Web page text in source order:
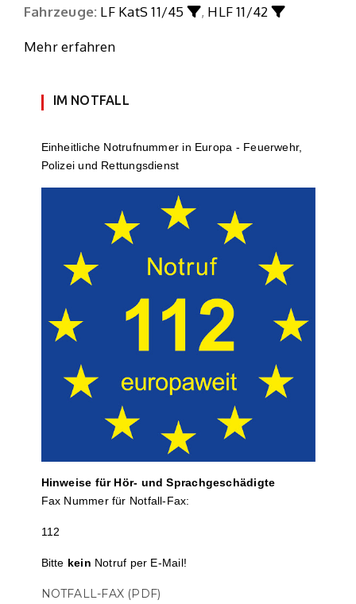
Fahrzeuge: LF KatS 11/45 , HLF 11/42
Mehr erfahren
IM NOTFALL
Einheit­li­che Notruf­num­mer in Europa - Feuerwehr,
Polizei und Rettungs­dienst
Hinweise für Hör- und Sprach­ge­schä­digte
Fax Nummer für Notfall-Fax:
112
Bitte kein Notruf per E-Mail!
NOTFALL-FAX (PDF)